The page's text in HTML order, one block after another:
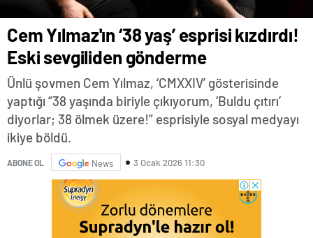
Cem Yılmaz'ın ‘38 yaş’ esprisi kızdırdı!
Eski sevgiliden gönderme
Ünlü şovmen Cem Yılmaz, ‘CMXXIV’ gösterisinde
yaptığı “38 yaşında biriyle çıkıyorum, ‘Buldu çıtırı’
diyorlar; 38 ölmek üzere!” esprisiyle sosyal medyayı
ikiye böldü.
ABONE OL News 3 Ocak 2026 11:30